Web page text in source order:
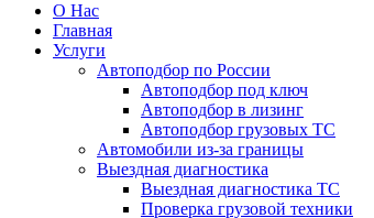
О Нас
Главная
Услуги
Автоподбор по России
Автоподбор под ключ
Автоподбор в лизинг
Автоподбор грузовых ТС
Автомобили из-за границы
Выездная диагностика
Выездная диагностика ТС
Проверка грузовой техники